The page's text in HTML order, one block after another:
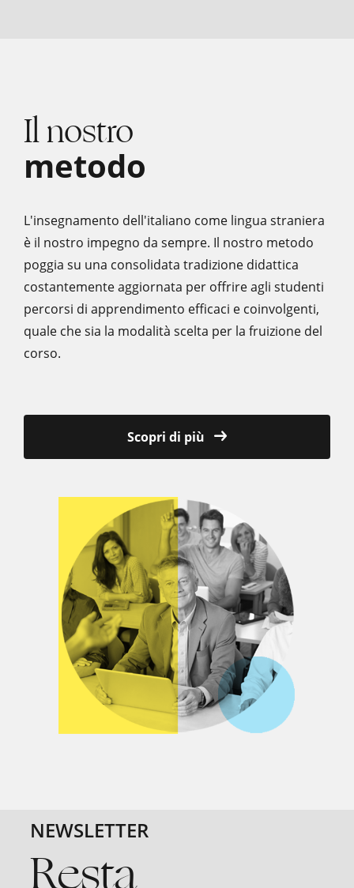
Il nostro
metodo
L'insegnamento dell'italiano come lingua straniera
è il nostro impegno da sempre. Il nostro metodo
poggia su una consolidata tradizione didattica
costantemente aggiornata per offrire agli studenti
percorsi di apprendimento efficaci e coinvolgenti,
quale che sia la modalità scelta per la fruizione del
corso.
Scopri di più
NEWSLETTER
Resta